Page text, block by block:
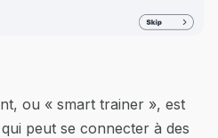
ou « smart trainer », est
peut se connecter à des